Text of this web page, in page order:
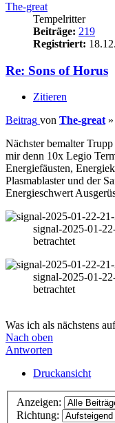
The-great
Tempelritter
Beiträge: 219
Registriert:
Re: Sons of Horus
Zitieren
Beitrag von The-great»
Nächster bemalter
mir denn 10x Legio
Energiefäusten,
Plasmablaster und der
Energieschwert
signal-2025-01-
betrachtet
signal-2025-01-
betrachtet
Was ich als nächstens
Nach oben
Antworten
Druckansicht
Anzeigen:
Richtung: